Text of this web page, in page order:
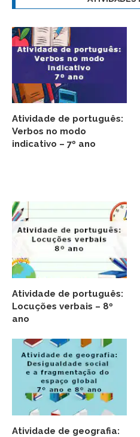
Atividade de português:
Verbos no modo
indicativo – 7º ano
Atividade de português:
Locuções verbais – 8º
ano
Atividade de geografia: